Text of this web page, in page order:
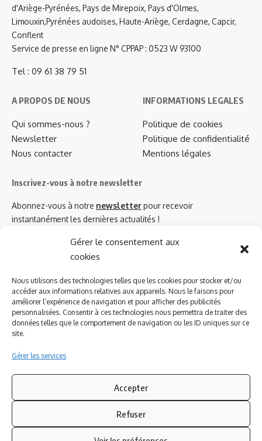
Gérer le consentement aux
cookies
Nous utilisons des technologies telles que les cookies pour stocker et/ou
accéder aux informations relatives aux appareils. Nous le faisons pour
améliorer l’expérience de navigation et pour afficher des publicités
personnalisées. Consentir à ces technologies nous permettra de traiter des
données telles que le comportement de navigation ou les ID uniques sur ce
site.
Gérer les services
Accepter
Refuser
d'Ariège-Pyrénées, Pays de Mirepoix, Pays d'Olmes,
Limouxin,Pyrénées audoises, Haute-Ariège, Cerdagne, Capcir,
Conflent
Service de presse en ligne N° CPPAP : 0523 W 93100
Tel : 09 61 38 79 51
A PROPOS DE NOUS
Qui sommes-nous ?
Newsletter
Nous contacter
INFORMATIONS LEGALES
Politique de cookies
Politique de confidentialité
Mentions légales
Inscrivez-vous à notre newsletter
Abonnez-vous à notre newsletterpour recevoir
instantanément les dernières actualités !
Azinat.com TV soutient
Suivez-nous